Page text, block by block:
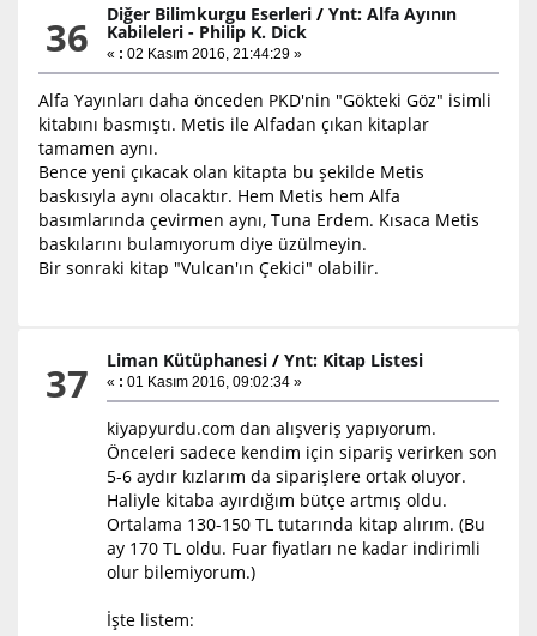
36 Diğer Bilimkurgu Eserleri /Ynt: Alfa Ayının
Kabileleri - Philip K. Dick
« : 02 Kasım 2016, 21:44:29 »
Alfa Yayınları daha önceden PKD'nin "Gökteki Göz" isimli
kitabını basmıştı. Metis ile Alfadan çıkan kitaplar
tamamen aynı.
Bence yeni çıkacak olan kitapta bu şekilde Metis
baskısıyla aynı olacaktır. Hem Metis hem Alfa
basımlarında çevirmen aynı, Tuna Erdem. Kısaca Metis
baskılarını bulamıyorum diye üzülmeyin.
Bir sonraki kitap "Vulcan'ın Çekici" olabilir.
37 Liman Kütüphanesi /Ynt: Kitap Listesi
« : 01 Kasım 2016, 09:02:34 »
kiyapyurdu.com dan alışveriş yapıyorum.
Önceleri sadece kendim için sipariş verirken son
5-6 aydır kızlarım da siparişlere ortak oluyor.
Haliyle kitaba ayırdığım bütçe artmış oldu.
Ortalama 130-150 TL tutarında kitap alırım. (Bu
ay 170 TL oldu. Fuar fiyatları ne kadar indirimli
olur bilemiyorum.)
İşte listem: